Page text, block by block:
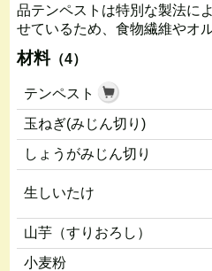
品テンペストは特別な製法に
せているため、食物繊維やオ
材料（4）
テンペスト
玉ねぎ(みじん切り)
しょうがみじん切り
生しいたけ
山芋（すりおろし）
小麦粉